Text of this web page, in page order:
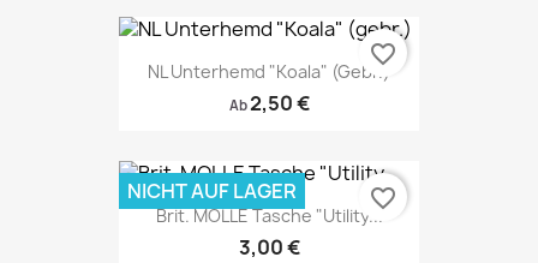
NL Unterhemd "Koala" (gebr.)
Ab2,50 €
favorite_border
Brit. MOLLE Tasche "Utility...
3,00 €
NICHT AUF LAGER favorite_border